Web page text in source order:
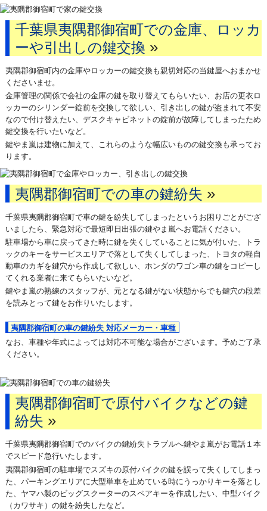
千葉県夷隅郡御宿町での金庫、ロッカ
ーや引出しの鍵交換 »
夷隅郡御宿町内の金庫やロッカーの鍵交換も親切対応の当鍵屋へおまかせ
くださいませ。
金庫管理の関係で会社の金庫の鍵を取り替えてもらいたい、お店の更衣ロ
ッカーのシリンダー錠前を交換して欲しい、引き出しの鍵が盗まれて不安
なので付け替えたい、デスクキャビネットの錠前が故障してしまったため
鍵交換を行いたいなど。
鍵やま嵐は建物に加えて、これらのような幅広いものの鍵交換も承ってお
ります。
夷隅郡御宿町での車の鍵紛失 »
千葉県夷隅郡御宿町で車の鍵を紛失してしまったというお困りごとがござ
いましたら、緊急対応で最短即日出張の鍵やま嵐へお電話ください。
駐車場から車に戻ってきた時に鍵を失くしていることに気が付いた、トラ
ックのキーをサービスエリアで落として失くしてしまった、トヨタの軽自
動車のカギを鍵穴から作成して欲しい、ホンダのワゴン車の鍵をコピーし
てくれる業者に来てもらいたいなど。
鍵やま嵐の熟練のスタッフが、元となる鍵がない状態からでも鍵穴の段差
を読みとって鍵をお作りいたします。
夷隅郡御宿町の車の鍵紛失 対応メーカー・車種
なお、車種や年式によっては対応不可能な場合がございます。予めご了承
ください。
夷隅郡御宿町で原付バイクなどの鍵
紛失 »
千葉県夷隅郡御宿町でのバイクの鍵紛失トラブルへ鍵やま嵐がお電話１本
でスピード急行いたします。
夷隅郡御宿町の駐車場でスズキの原付バイクの鍵を誤って失くしてしまっ
た、パーキングエリアに大型単車を止めている時にうっかりキーを落とし
た、ヤマハ製のビッグスクーターのスペアキーを作成したい、中型バイク
（カワサキ）の鍵を紛失したなど。